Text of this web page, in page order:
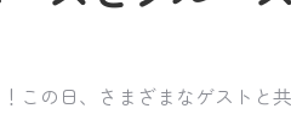
この日、さまざまなゲスト